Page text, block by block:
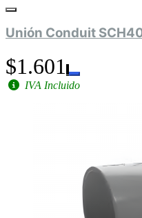
Unión Conduit
$1.601
IVA Incluido